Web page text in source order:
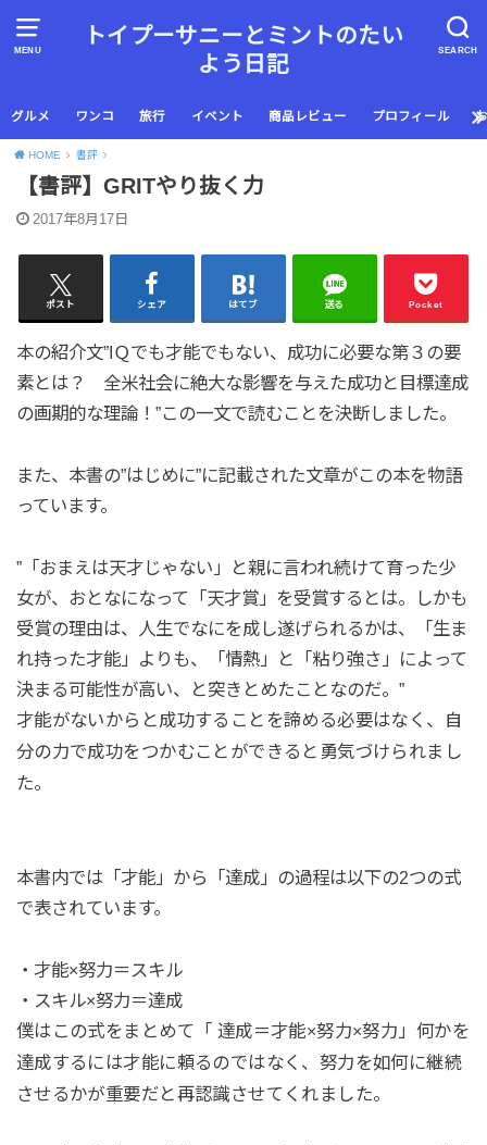
MENU SEARCH
トイプーサニーとミントのたい
よう日記
グルメ ワンコ 旅行 イベント 商品レビュー プロフィール
HOME 書評
【書評】GRITやり抜く力
2017年8月17日
ポスト シェア はてブ 送る Pocket
本の紹介文”IＱでも才能でもない、成功に必要な第３の要
素とは？ 全米社会に絶大な影響を与えた成功と目標達成
の画期的な理論！”この一文で読むことを決断しました。
また、本書の”はじめに”に記載された文章がこの本を物語
っています。
”「おまえは天才じゃない」と親に言われ続けて育った少
女が、おとなになって「天才賞」を受賞するとは。しかも
受賞の理由は、人生でなにを成し遂げられるかは、「生ま
れ持った才能」よりも、「情熱」と「粘り強さ」によって
決まる可能性が高い、と突きとめたことなのだ。”
才能がないからと成功することを諦める必要はなく、自
分の力で成功をつかむことができると勇気づけられまし
た。
本書内では「才能」から「達成」の過程は以下の2つの式
で表されています。
・才能×努力＝スキル
・スキル×努力＝達成
僕はこの式をまとめて「 達成＝才能×努力×努力」何かを
達成するには才能に頼るのではなく、努力を如何に継続
させるかが重要だと再認識させてくれました。